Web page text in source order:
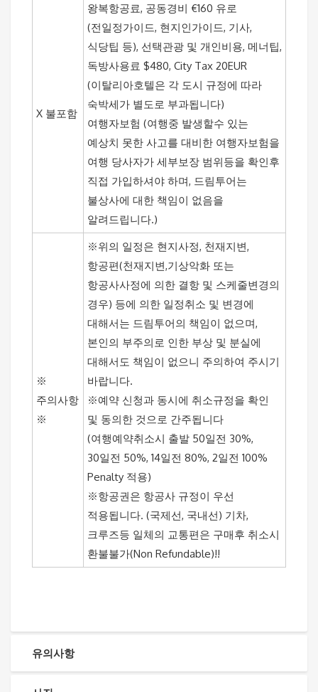
X 불포함
왕복항공료, 공동경비 €160 유로
(전일정가이드, 현지인가이드, 기사,
식당팁 등), 선택관광 및 개인비용, 메너팁,
독방사용료 $480, City Tax 20EUR
(이탈리아호텔은 각 도시 규정에 따라
숙박세가 별도로 부과됩니다)
여행자보험 (여행중 발생할수 있는
예상치 못한 사고를 대비한 여행자보험을
여행 당사자가 세부보장 범위등을 확인후
직접 가입하셔야 하며, 드림투어는
불상사에 대한 책임이 없음을
알려드립니다.)
※
주의사항
※
※위의 일정은 현지사정, 천재지변,
항공편(천재지변,기상악화 또는
항공사사정에 의한 결항 및 스케줄변경의
경우) 등에 의한 일정취소 및 변경에
대해서는 드림투어의 책임이 없으며,
본인의 부주의로 인한 부상 및 분실에
대해서도 책임이 없으니 주의하여 주시기
바랍니다.
※예약 신청과 동시에 취소규정을 확인
및 동의한 것으로 간주됩니다
(여행예약취소시 출발 50일전 30%,
30일전 50%, 14일전 80%, 2일전 100%
Penalty 적용)
※항공권은 항공사 규정이 우선
적용됩니다. (국제선, 국내선) 기차,
크루즈등 일체의 교통편은 구매후 취소시
환불불가(Non Refundable)!!
유의사항